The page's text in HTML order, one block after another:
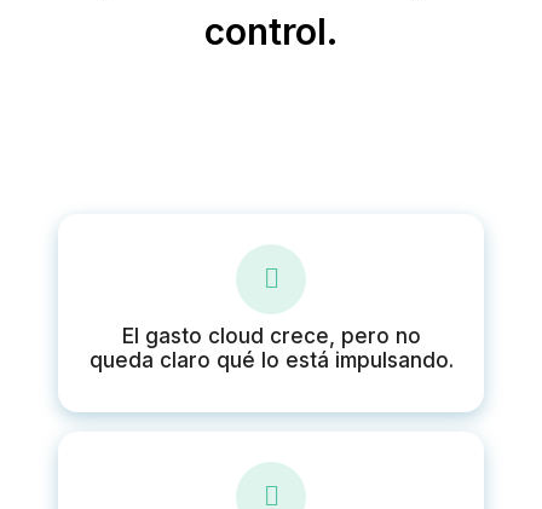
control.
El gasto cloud crece, pero no
queda claro qué lo está impulsando.